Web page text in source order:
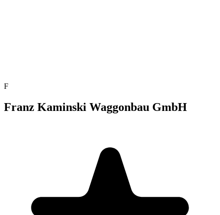
F
Franz Kaminski Waggonbau GmbH